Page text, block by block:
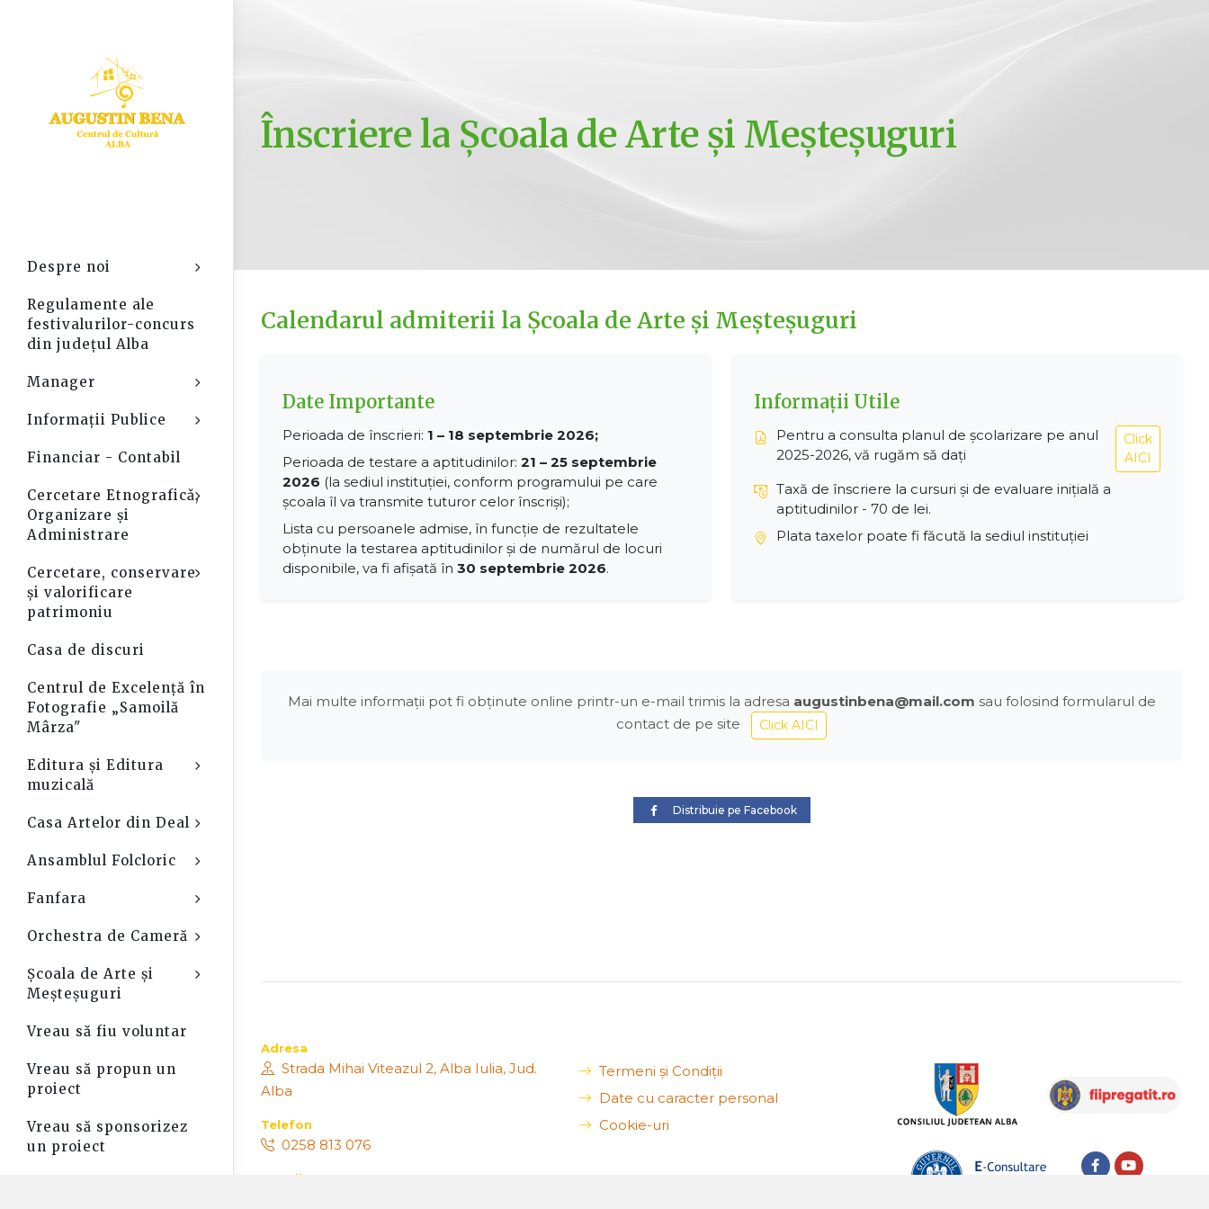
Despre noi Open Sub-Menu
Regulamente ale
festivalurilor-concurs
din județul Alba
Manager Open Sub-Menu
Informații Publice Open Sub-Menu
Financiar - Contabil
Cercetare Etnograficǎ,
Organizare şi
Administrare
Open Sub-Menu
Cercetare, conservare
și valorificare
patrimoniu
Open Sub-Menu
Casa de discuri
Centrul de Excelență în
Fotografie „Samoilă
Mârza"
Editura și Editura
muzicală
Open Sub-Menu
Casa Artelor din Deal Open Sub-Menu
Ansamblul Folcloric Open Sub-Menu
Fanfara Open Sub-Menu
Orchestra de Cameră Open Sub-Menu
Școala de Arte și
Meșteșuguri
Open Sub-Menu
Vreau să fiu voluntar
Vreau să propun un
proiect
Vreau să sponsorizez
un proiect
Înscriere la Școala de Arte și Meșteșuguri
Calendarul admiterii la Școala de Arte și Meșteșuguri
Date Importante
Perioada de înscrieri: 1 – 18 septembrie 2026;
Perioada de testare a aptitudinilor: 21 – 25 septembrie
2026 (la sediul instituției, conform programului pe care
școala îl va transmite tuturor celor înscriși);
Lista cu persoanele admise, în funcție de rezultatele
obținute la testarea aptitudinilor și de numărul de locuri
disponibile, va fi afișată în 30 septembrie 2026.
Informații Utile
Pentru a consulta planul de școlarizare pe anul
2025-2026, vă rugăm să dați
Click
AICI
Taxă de înscriere la cursuri și de evaluare inițială a
aptitudinilor - 70 de lei.
Plata taxelor poate fi făcută la sediul instituției
Mai multe informații pot fi obținute online printr-un e-mail trimis la adresa augustinbena@mail.com sau folosind formularul de
contact de pe site
Click AICI
Distribuie pe Facebook
Adresa
Strada Mihai Viteazul 2, Alba Iulia, Jud.
Alba
Telefon
0258 813 076
E-mail
Termeni și Condiții
Date cu caracter personal
Cookie-uri